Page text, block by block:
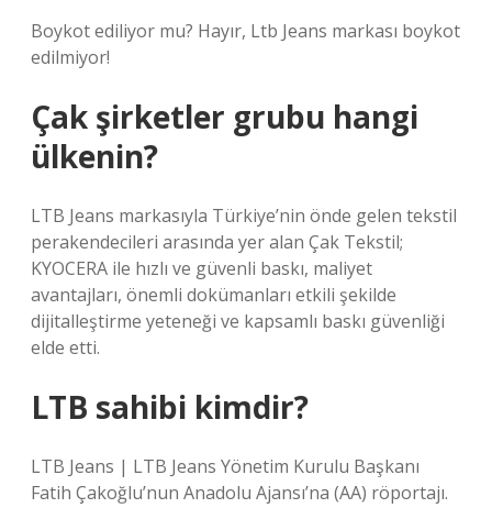
Boykot ediliyor mu? Hayır, Ltb Jeans markası boykot
edilmiyor!
Çak şirketler grubu hangi
ülkenin?
LTB Jeans markasıyla Türkiye’nin önde gelen tekstil
perakendecileri arasında yer alan Çak Tekstil;
KYOCERA ile hızlı ve güvenli baskı, maliyet
avantajları, önemli dokümanları etkili şekilde
dijitalleştirme yeteneği ve kapsamlı baskı güvenliği
elde etti.
LTB sahibi kimdir?
LTB Jeans | LTB Jeans Yönetim Kurulu Başkanı
Fatih Çakoğlu’nun Anadolu Ajansı’na (AA) röportajı.